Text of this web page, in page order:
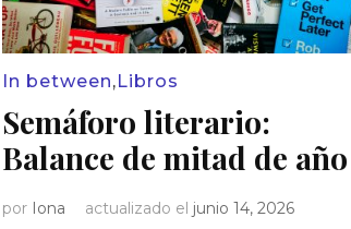
In between,Libros
Semáforo literario:
Balance de mitad de año
por Iona actualizado el junio 14, 2026